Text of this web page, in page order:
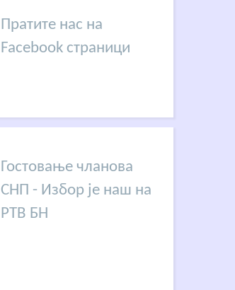
Пратите нас на
Facebook страници
Гостовање чланова
СНП - Избор је наш на
РТВ БН